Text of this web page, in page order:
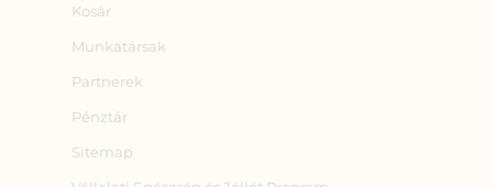
Kosár
Munkatársak
Partnerek
Pénztár
Sitemap